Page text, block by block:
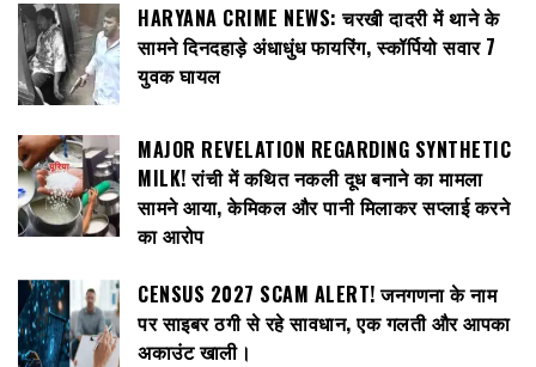
HARYANA CRIME NEWS: चरखी दादरी में थाने के
सामने दिनदहाड़े अंधाधुंध फायरिंग, स्कॉर्पियो सवार 7
युवक घायल
MAJOR REVELATION REGARDING SYNTHETIC
MILK! रांची में कथित नकली दूध बनाने का मामला
सामने आया, केमिकल और पानी मिलाकर सप्लाई करने
का आरोप
CENSUS 2027 SCAM ALERT! जनगणना के नाम
पर साइबर ठगी से रहे सावधान, एक गलती और आपका
अकाउंट खाली।